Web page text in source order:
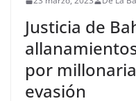
Justicia de
por
evasión